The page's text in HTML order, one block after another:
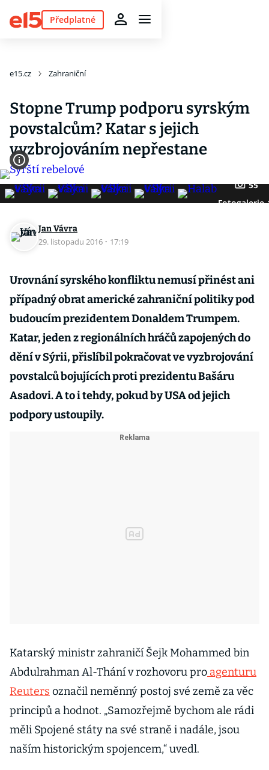
Předplatné
e15.cz Zahraniční
Stopne Trump podporu syrským
povstalcům? Katar s jejich
vyzbrojováním nepřestane
55
Fotogalerie
Jan Vávra
29. listopadu 2016 · 17:19
Urovnání syrského konfliktu nemusí přinést ani
případný obrat americké zahraniční politiky pod
budoucím prezidentem Donaldem Trumpem.
Katar, jeden z regionálních hráčů zapojených do
dění v Sýrii, přislíbil pokračovat ve vyzbrojování
povstalců bojujících proti prezidentu Bašáru
Asadovi. A to i tehdy, pokud by USA od jejich
podpory ustoupily.
Katarský ministr zahraničí Šejk Mohammed bin
Abdulrahman Al-Thání v rozhovoru pro agenturu
Reuters označil neměnný postoj své země za věc
principů a hodnot. „Samozřejmě bychom ale rádi
měli Spojené státy na své straně i nadále, jsou
naším historickým spojencem,“ uvedl.